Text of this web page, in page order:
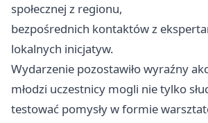
społecznej z regionu,
bezpośrednich kontaktów z
lokalnych inicjatyw.
Wydarzenie pozostawiło wyraźny
młodzi uczestnicy mogli nie tylko
testować pomysły w formie